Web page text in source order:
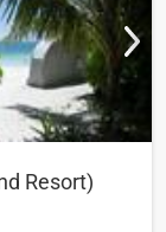
Resort)